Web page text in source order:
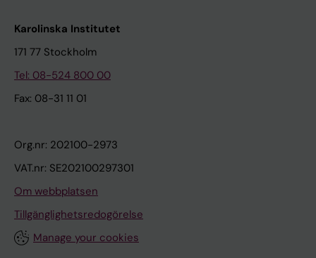
Karolinska Institutet
171 77 Stockholm
Tel: 08-524 800 00
Fax: 08-31 11 01
Org.nr: 202100-2973
VAT.nr: SE202100297301
Om webbplatsen
Tillgänglighetsredogörelse
Manage your cookies